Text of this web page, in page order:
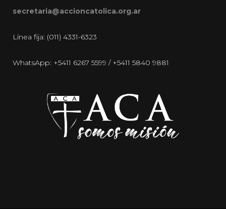
secretaria@accioncatolica.org.ar
Línea fija: (011) 4331-6323
WhatsApp: +5411 6267 5599 / +5411 5840 9881